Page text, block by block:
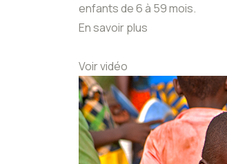
enfants de 6 à 59 mois.
En savoir plus
Voir vidéo